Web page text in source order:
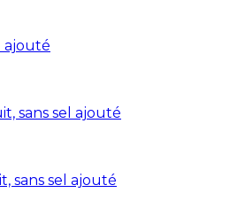
ajouté
sans sel ajouté
sans sel ajouté